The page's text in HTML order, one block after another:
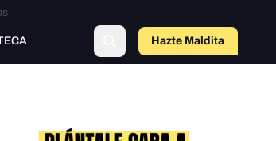
Hazte Maldito
a